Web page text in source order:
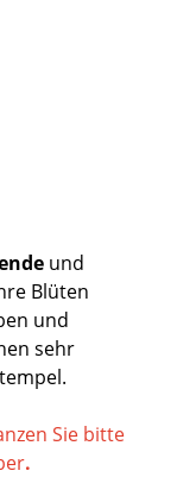
und
Blüten
und
sehr
Sie bitte
.